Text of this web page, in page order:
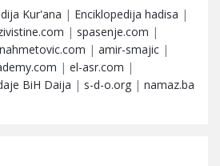
Kur'ana | Enciklopedija hadisa |
| spasenje.com |
| amir-smajic |
| el-asr.com |
BiH Daija | s-d-o.org | namaz.ba